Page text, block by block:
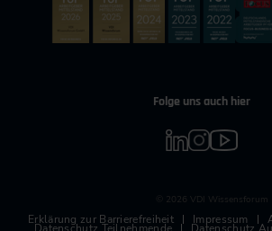
Folge uns auch hier
© 2026 VDI Wissensforum
Erklärung zur Barrierefreiheit Impressum